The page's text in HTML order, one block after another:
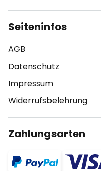
Seiteninfos
AGB
Datenschutz
Impressum
Widerrufsbelehrung
Zahlungsarten